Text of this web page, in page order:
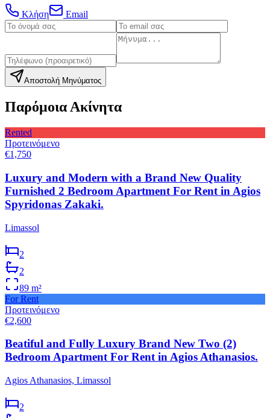
Κλήση Email
Αποστολή Μηνύματος
Παρόμοια Ακίνητα
Rented
Προτεινόμενο
€1,750
Luxury and Modern with a Brand New Quality
Furnished 2 Bedroom Apartment For Rent in Agios
Spyridonas Zakaki.
Limassol
2
2
89 m²
For Rent
Προτεινόμενο
€2,600
Beatiful and Fully Luxury Brand New Two (2)
Bedroom Apartment For Rent in Agios Athanasios.
Agios Athanasios, Limassol
2